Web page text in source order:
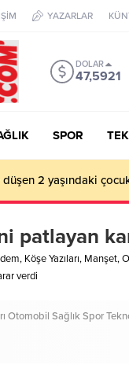
YAZARLAR
DOLAR
47,5921
SPOR
düşen 2 yaşındaki
patlayan
, Köşe Yazıları, Manşet,
verdi
Otomobil SağlıkSpor